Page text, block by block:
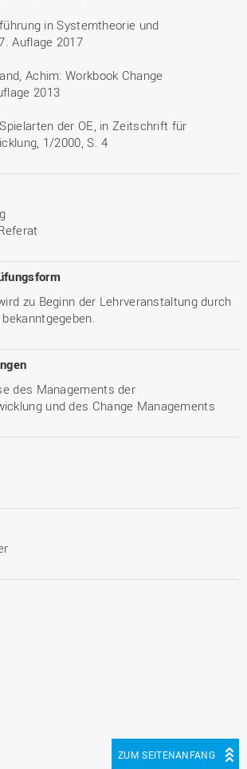
in Systemtheorie und
Auflage 2017
Achim: Workbook Change
2013
der OE, in Zeitschrift für
1/2000, S. 4
zu Beginn der Lehrveranstaltung durch
des Managements der
und des Change Managements
ZUM SEITENANFANG